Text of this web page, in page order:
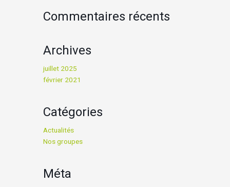
Commentaires récents
Archives
juillet 2025
février 2021
Catégories
Actualités
Nos groupes
Méta